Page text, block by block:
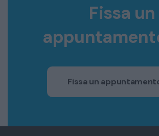
Fissa un
Fissa un